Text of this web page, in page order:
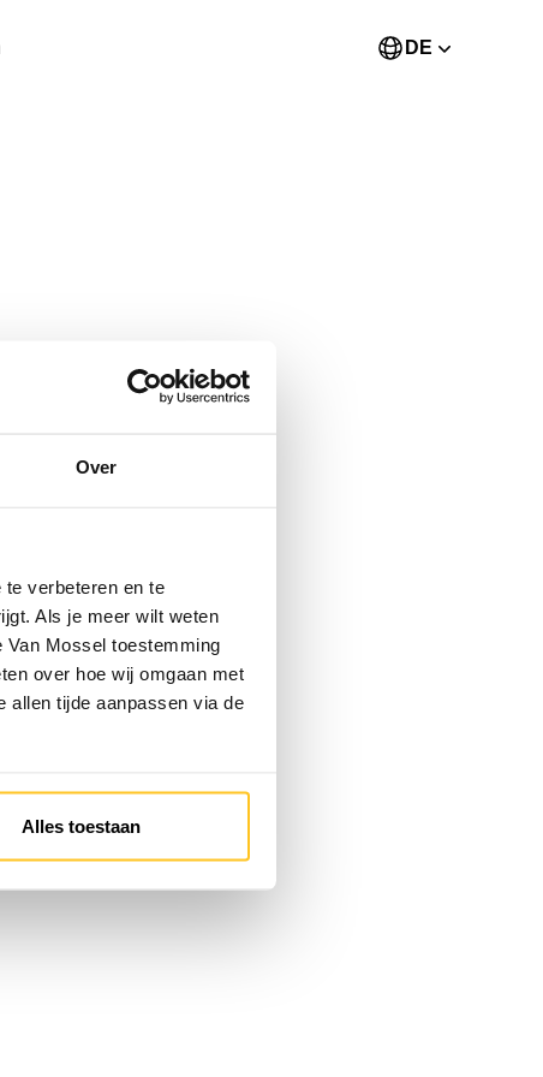
Over
verbeteren en te
Als je meer wilt weten
Mossel toestemming
over hoe wij omgaan met
allen tijde aanpassen via de
Alles toestaan
DE